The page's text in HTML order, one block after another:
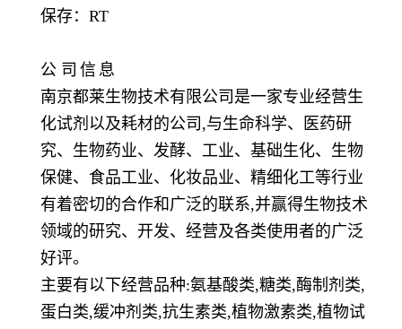
保存： RT
公 司 信 息
南京都莱生物技术有限公司是一家专业经营生
化试剂以及耗材的公司,与生命科学、医药研
究、生物药业、发酵、工业、基础生化、生物
保健、食品工业、化妆品业、精细化工等行业
有着密切的合作和广泛的联系,并赢得生物技术
领域的研究、开发、经营及各类使用者的广泛
好评。
主要有以下经营品种:氨基酸类,糖类,酶制剂类,
蛋白类,缓冲剂类,抗生素类,植物激素类,植物试